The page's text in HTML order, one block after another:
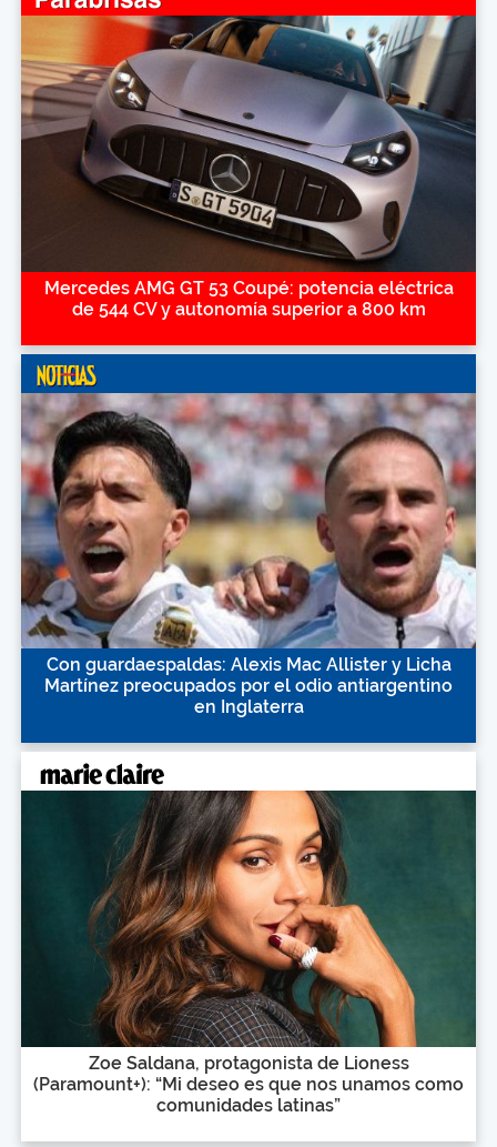
Mercedes AMG GT 53 Coupé: potencia eléctrica
de 544 CV y autonomía superior a 800 km
Con guardaespaldas: Alexis Mac Allister y Licha
Martínez preocupados por el odio antiargentino
en Inglaterra
Zoe Saldana, protagonista de Lioness
(Paramount+): “Mi deseo es que nos unamos como
comunidades latinas”